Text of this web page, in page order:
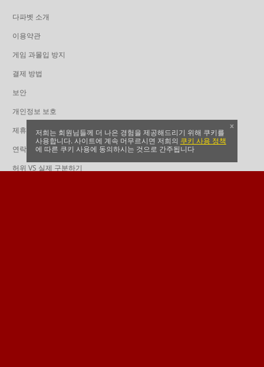
다파벳 소개
이용약관
게임 과몰입 방지
결제 방법
보안
개인정보 보호
제휴
연락처
허위 VS 실제 구분하기
저희는 회원님들께 더 나은 경험을 제공해드리기 위해 쿠키를
사용합니다. 사이트에 계속 머무르시면 저희의 쿠키 사용 정책
에 따른 쿠키 사용에 동의하시는 것으로 간주됩니다
x